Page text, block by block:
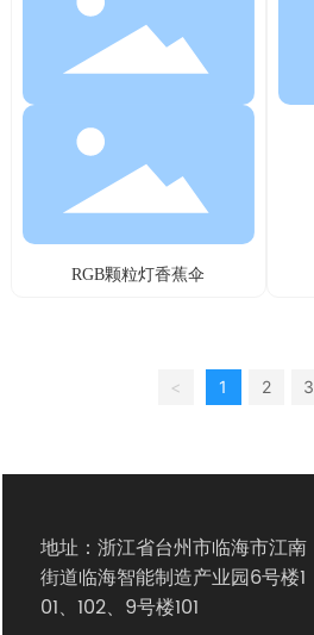
RGB颗粒灯香蕉伞
< 1 2 3
地址：浙江省台州市临海市江南
街道临海智能制造产业园6号楼1
01、102、9号楼101